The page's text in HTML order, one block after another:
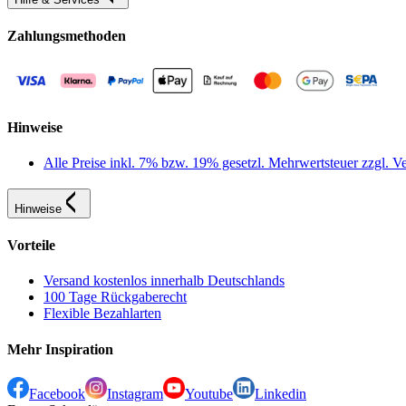
Zahlungsmethoden
Hinweise
Alle Preise inkl. 7% bzw. 19% gesetzl. Mehrwertsteuer zzgl.
Hinweise
Vorteile
Versand kostenlos innerhalb Deutschlands
100 Tage Rückgaberecht
Flexible Bezahlarten
Mehr Inspiration
Facebook Instagram Youtube
Linkedin